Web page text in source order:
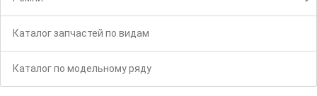
Каталог запчастей по видам
Каталог по модельному ряду